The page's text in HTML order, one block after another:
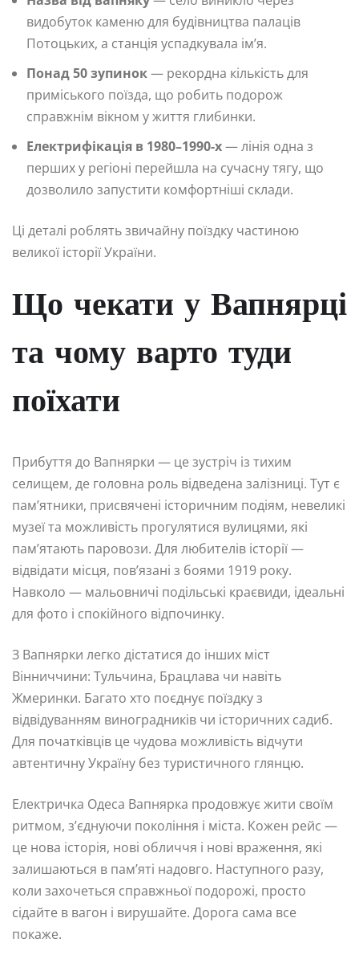
видобуток каменю для будівництва палаців
Потоцьких, а станція успадкувала ім’я.
Понад 50 зупинок— рекордна кількість для
приміського поїзда, що робить подорож
справжнім вікном у життя глибинки.
Електрифікація в 1980–1990-х— лінія одна з
перших у регіоні перейшла на сучасну тягу, що
дозволило запустити комфортніші склади.
Ці деталі роблять звичайну поїздку частиною
великої історії України.
Що чекати у Вапнярці
та чому варто туди
поїхати
Прибуття до Вапнярки — це зустріч із тихим
селищем, де головна роль відведена залізниці. Тут є
пам’ятники, присвячені історичним подіям, невеликі
музеї та можливість прогулятися вулицями, які
пам’ятають паровози. Для любителів історії —
відвідати місця, пов’язані з боями 1919 року.
Навколо — мальовничі подільські краєвиди, ідеальні
для фото і спокійного відпочинку.
З Вапнярки легко дістатися до інших міст
Вінниччини: Тульчина, Брацлава чи навіть
Жмеринки. Багато хто поєднує поїздку з
відвідуванням виноградників чи історичних садиб.
Для початківців це чудова можливість відчути
автентичну Україну без туристичного глянцю.
Електричка Одеса Вапнярка продовжує жити своїм
ритмом, з’єднуючи покоління і міста. Кожен рейс —
це нова історія, нові обличчя і нові враження, які
залишаються в пам’яті надовго. Наступного разу,
коли захочеться справжньої подорожі, просто
сідайте в вагон і вирушайте. Дорога сама все
покаже.